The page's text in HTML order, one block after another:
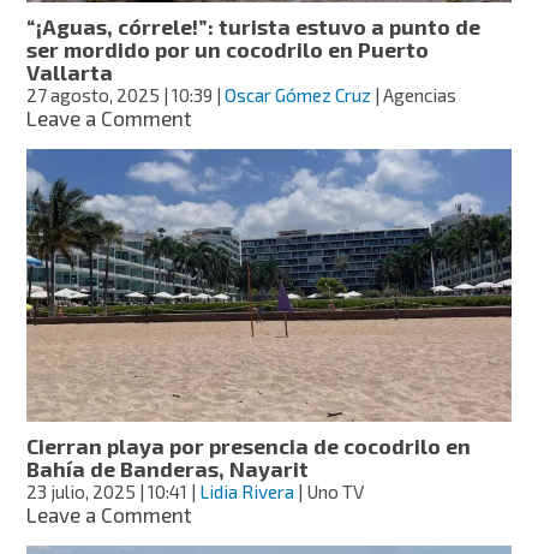
“¡Aguas, córrele!”: turista estuvo a punto de
ser mordido por un cocodrilo en Puerto
Vallarta
27 agosto, 2025 | 10:39 |Oscar Gómez Cruz | Agencias
Leave a Commenton
córrele!”:
turista
estuvo
a
punto
de
ser
mordido
por
un
cocodrilo
en
Puerto
Vallarta
Cierran playa por presencia de cocodrilo en
Bahía de Banderas, Nayarit
23 julio, 2025 | 10:41 | Lidia Rivera | Uno TV
Leave a Commenton